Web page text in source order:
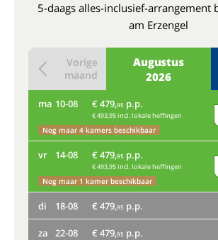
5-daags alles-inclusief-arrangement
am Erzengel
Augustus
2026
Vorige
maand
ma 10-08 € 479,95 p.p.
€ 493,95 incl. lokale heffingen
Nog maar 4 kamers beschikbaar
vr 14-08 € 479,95 p.p.
€ 493,95 incl. lokale heffingen
Nog maar 1 kamer beschikbaar
di 18-08 € 479,95 p.p.
za 22-08 € 479,95 p.p.